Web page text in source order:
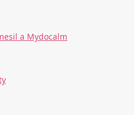
a Mydocalm